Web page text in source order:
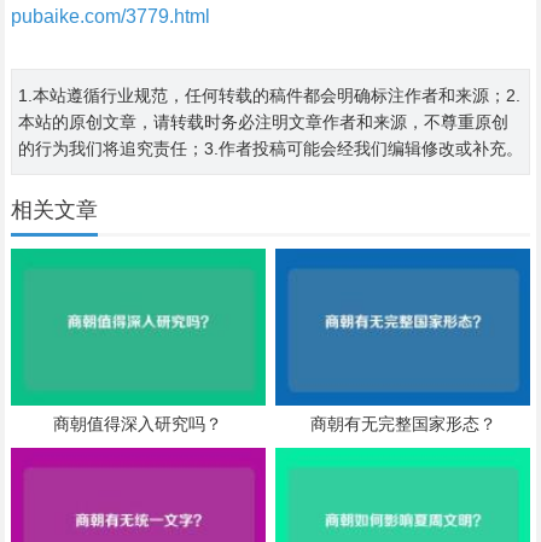
pubaike.com/3779.html
1.本站遵循行业规范，任何转载的稿件都会明确标注作者和来源；2.
本站的原创文章，请转载时务必注明文章作者和来源，不尊重原创
的行为我们将追究责任；3.作者投稿可能会经我们编辑修改或补充。
相关文章
商朝值得深入研究吗？ 商朝有无完整国家形态？